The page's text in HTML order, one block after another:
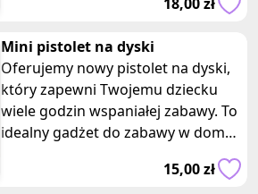
Mini pistolet na dyski
Oferujemy nowy pistolet na dyski,
który zapewni Twojemu dziecku
wiele godzin wspaniałej zabawy. To
idealny gadżet do zabawy w domu,
15,00 zł